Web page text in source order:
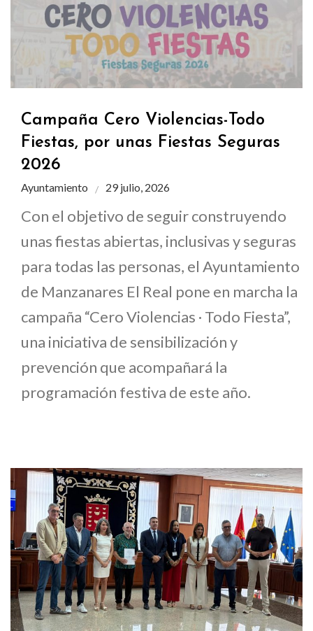
Campaña Cero Violencias-Todo
Fiestas, por unas Fiestas Seguras
2026
Ayuntamiento 29 julio, 2026
Con el objetivo de seguir construyendo
unas fiestas abiertas, inclusivas y seguras
para todas las personas, el Ayuntamiento
de Manzanares El Real pone en marcha la
campaña “Cero Violencias · Todo Fiesta”,
una iniciativa de sensibilización y
prevención que acompañará la
programación festiva de este año.